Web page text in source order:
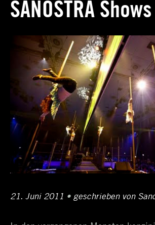
SANOSTRA Shows
Posted
21. Juni 2011 12.
• Author
geschrieben von